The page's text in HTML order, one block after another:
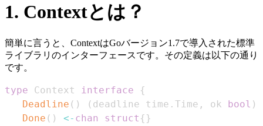
1. Contextとは？
簡単に言うと、ContextはGoバージョン1.7で導入された標準
ライブラリのインターフェースです。その定義は以下の通り
です。
type Context interface
{
Deadline ( ) ( deadline time . Time , ok bool )
Done ( ) <- chan struct { }